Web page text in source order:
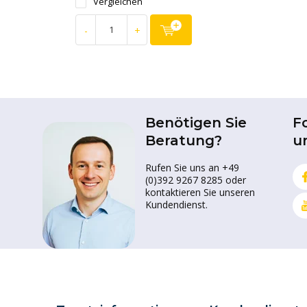
- +
Benötigen Sie
Beratung?
Rufen Sie uns an +49
(0)392 9267 8285 oder
kontaktieren Sie unseren
Kundendienst.